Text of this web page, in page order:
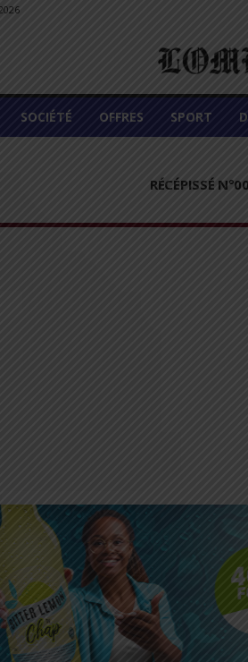
SOCIÉTÉ OFFRES SPORT
RÉCÉPISSÉ